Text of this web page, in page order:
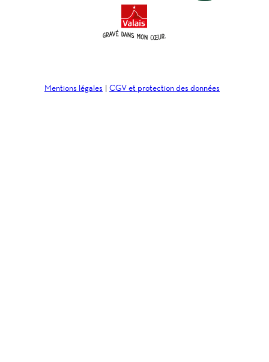
Mentions légales CGV et protection des données